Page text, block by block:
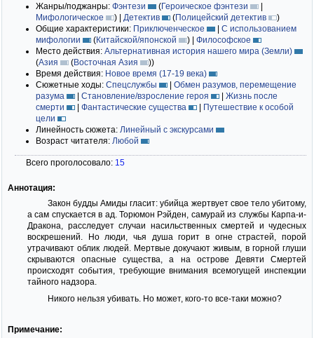
Жанры/поджанры: Фэнтези (Героическое фэнтези
|
Мифологическое
) | Детектив (Полицейский детектив
)
Общие характеристики: Приключенческое | С использованием
мифологии
(Китайской/японской ) | Философское
Место действия: Альтернативная история нашего мира (Земли)
(Азия (Восточная Азия ))
Время действия: Новое время (17-19 века)
Сюжетные ходы: Спецслужбы | Обмен разумов, перемещение
разума
| Становление/взросление героя | Жизнь после
смерти
| Фантастические существа | Путешествие к особой
цели
Линейность сюжета: Линейный с экскурсами
Возраст читателя: Любой
Всего проголосовало: 15
Аннотация:
Закон будды Амиды гласит: убийца жертвует свое тело убитому,
а сам спускается в ад. Торюмон Рэйден, самурай из службы Карпа-и-
Дракона, расследует случаи насильственных смертей и чудесных
воскрешений. Но люди, чья душа горит в огне страстей, порой
утрачивают облик людей. Мертвые докучают живым, в горной глуши
скрываются опасные существа, а на острове Девяти Смертей
происходят события, требующие внимания всемогущей инспекции
тайного надзора.
Никого нельзя убивать. Но может, кого-то все-таки можно?
Примечание: